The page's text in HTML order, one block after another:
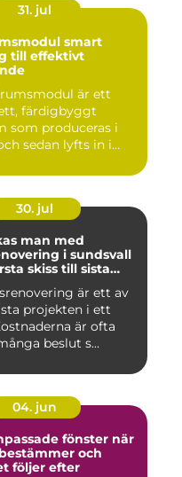
31. jul
smart
till effektivt
är ett
färdigbyggt
som produceras i
sedan lyfts in i
30. jul
man med
i sundsvall
skiss till sista
är ett av
projekten i ett
är ofta
beslut s...
04. jun
fönster när
och
följer efter